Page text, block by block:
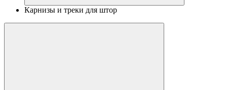
Карнизы и треки для штор